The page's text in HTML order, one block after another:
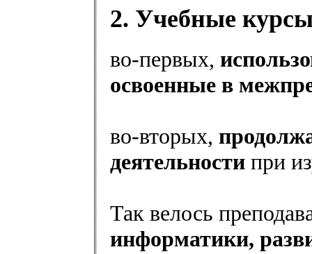
2. Учебные
во-первых,
освоенные в
во-вторых,
деятельности при
Так велось
информатики,